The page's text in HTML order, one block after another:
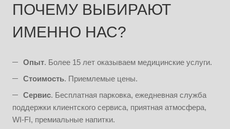
ПОЧЕМУ ВЫБИРАЮТ
ИМЕННО НАС?
Опыт. Более 15 лет оказываем медицинские услуги.
Стоимость. Приемлемые цены.
Сервис. Бесплатная парковка, ежедневная служба
поддержки клиентского сервиса, приятная атмосфера,
WI-FI, премиальные напитки.